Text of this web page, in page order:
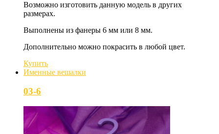
Возможно изготовить данную модель в других
размерах.
Выполнены из фанеры 6 мм или 8 мм.
Дополнительно можно покрасить в любой цвет.
Купить
Именные вешалки
03-6